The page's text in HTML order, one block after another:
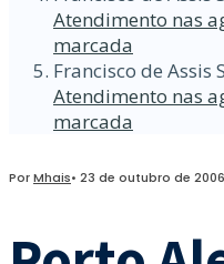
Atendimento nas
marcada
Francisco de Assis
Atendimento nas
marcada
PorMhais• 23 de outubro de 2006